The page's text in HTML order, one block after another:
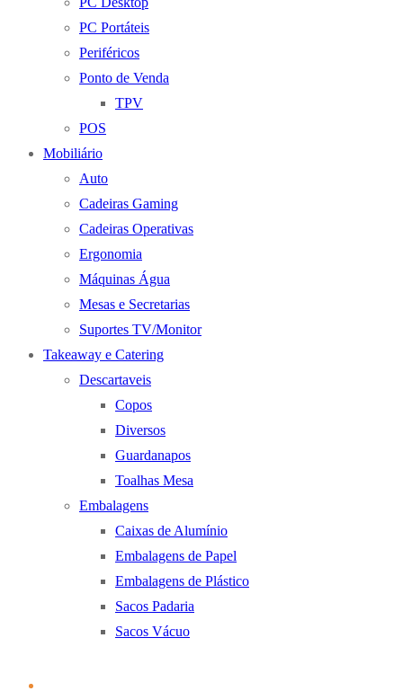
PC Portáteis
Periféricos
Ponto de Venda
TPV
POS
Mobiliário
Auto
Cadeiras Gaming
Cadeiras Operativas
Ergonomia
Máquinas Água
Mesas e Secretarias
Suportes TV/Monitor
Takeaway e Catering
Descartaveis
Copos
Diversos
Guardanapos
Toalhas Mesa
Embalagens
Caixas de Alumínio
Embalagens de Papel
Embalagens de Plástico
Sacos Padaria
Sacos Vácuo